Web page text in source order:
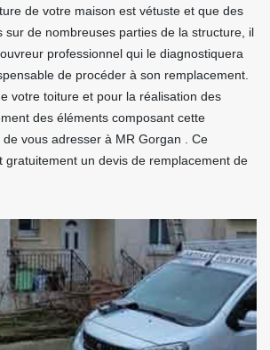
de votre maison est vétuste et que des
sur de nombreuses parties de la structure, il
professionnel qui le diagnostiquera
de procéder à son remplacement.
votre toiture et pour la réalisation des
des éléments composant cette
vous adresser à MR Gorgan . Ce
gratuitement un devis de remplacement de